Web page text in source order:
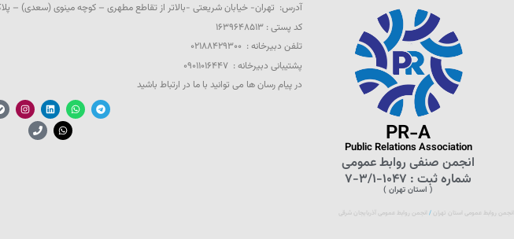
PR-A
Public Relations Association
انجمن صنفی روابط‌ عمومی
شماره ثبت : ۱۰۴۷-۳/۱-۷
( استان تهران )
آدرس: تهران- خیابان شریعتی -بالاتر از تقاطع مطهری – کوچه مینوی (سعدی) – پلاک ۱۶ – طبقه ۱ –
کد پستی : ۱۶۳۹۶۴۸۵۱۳
تلفن دبیرخانه : ۰۲۱۸۸۴۲۹۳۰۰
پشتیبانی دبیرخانه : ۰۹۰۱۱۰۱۶۴۴۷
در پیام رسان ها می توانید با ما در ارتباط باشید
انجمن روابط عمومی استان تهران / انجمن روابط عمومی آذربایجان شرقی